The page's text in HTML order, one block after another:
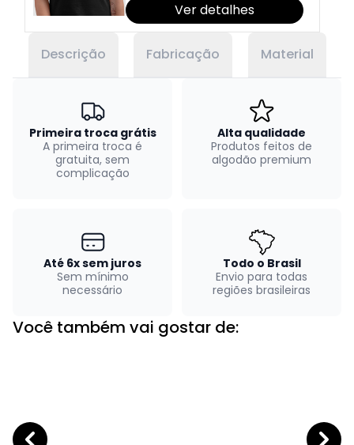
Ver detalhes
Descrição Fabricação Material
Primeira troca grátis
A primeira troca é
gratuita, sem
complicação
Alta qualidade
Produtos feitos de
algodão premium
Até 6x sem juros
Sem mínimo
necessário
Todo o Brasil
Envio para todas
regiões brasileiras
Você também vai gostar de: